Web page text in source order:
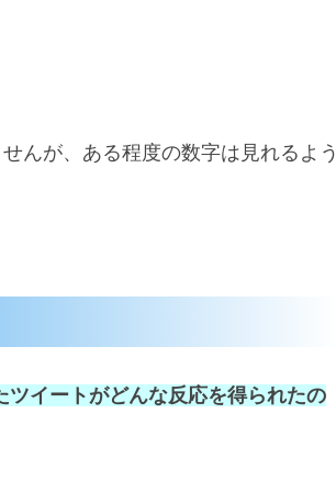
んが、ある程度の数字は見れるよう
イートがどんな反応を得られたの